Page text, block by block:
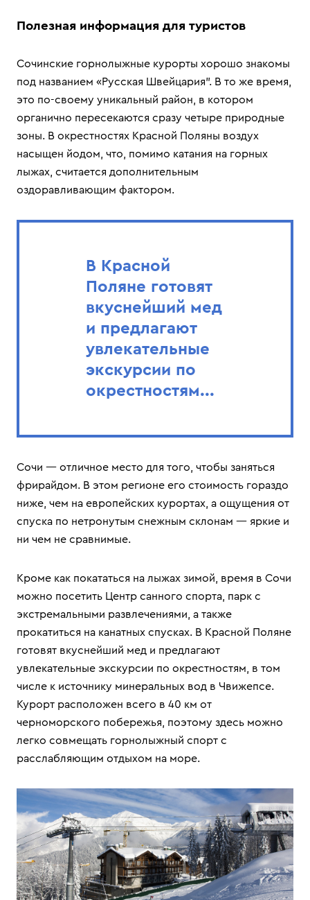
Полезная информация для туристов
Сочинские горнолыжные курорты хорошо знакомы
под названием «Русская Швейцария". В то же время,
это по-своему уникальный район, в котором
органично пересекаются сразу четыре природные
зоны. В окрестностях Красной Поляны воздух
насыщен йодом, что, помимо катания на горных
лыжах, считается дополнительным
оздоравливающим фактором.
В Красной
Поляне готовят
вкуснейший мед
и предлагают
увлекательные
экскурсии по
окрестностям...
Сочи — отличное место для того, чтобы заняться
фрирайдом. В этом регионе его стоимость гораздо
ниже, чем на европейских курортах, а ощущения от
спуска по нетронутым снежным склонам — яркие и
ни чем не сравнимые.
Кроме как покататься на лыжах зимой, время в Сочи
можно посетить Центр санного спорта, парк с
экстремальными развлечениями, а также
прокатиться на канатных спусках. В Красной Поляне
готовят вкуснейший мед и предлагают
увлекательные экскурсии по окрестностям, в том
числе к источнику минеральных вод в Чвижепсе.
Курорт расположен всего в 40 км от
черноморского побережья, поэтому здесь можно
легко совмещать горнолыжный спорт с
расслабляющим отдыхом на море.